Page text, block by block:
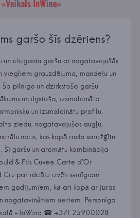
«Veikals InWine»
garšo šīs dzēriens?
un elegantu garšu ar nogatavojušās
viegliem grauzdējuma, mandeļu un
pilnīgo un dzirkstošo garšu
un ilgstoša, izsmalcināta
un izsmalcinātu profilu.
ziedu, nogatavojušos augļu,
notis, kas kopā rada sarežģītu
Šī garšu un aromātu kombinācija
& Fils Cuvee Carte d'Or
Cru par ideālu izvēli svinīgiem
gadījumiem, kā arī kopā ar jūras
nogatavinātiem sieriem. Personīga
- InWine ☎ +371 25900028